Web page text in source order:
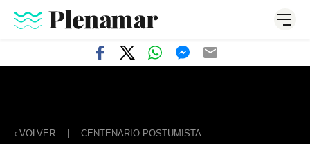
‹ VOLVER CENTENARIO POSTUMISTA